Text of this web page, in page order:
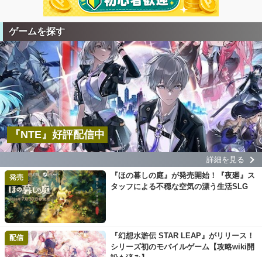
ゲームを探す
『NTE』好評配信中
詳細を見る
発売
『ほの暮しの庭』が発売開始！『夜廻』ス
タッフによる不穏な空気の漂う生活SLG
配信
『幻想水滸伝 STAR LEAP』がリリース！
シリーズ初のモバイルゲーム【攻略wiki開